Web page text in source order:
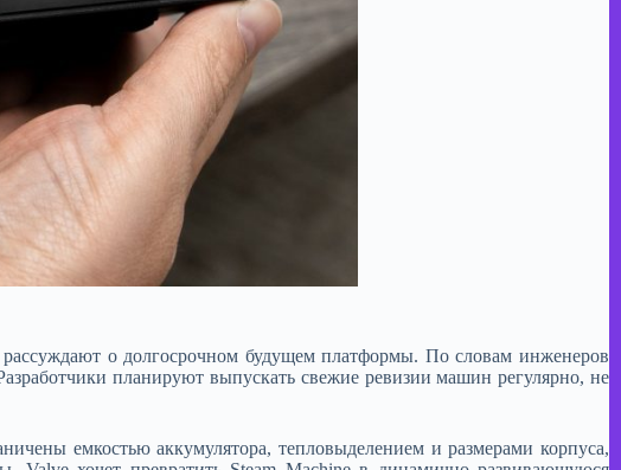
о долгосрочном будущем платформы. По словам инженеров
планируют выпускать свежие ревизии машин регулярно, не
емкостью аккумулятора, тепловыделением и размерами корпуса,